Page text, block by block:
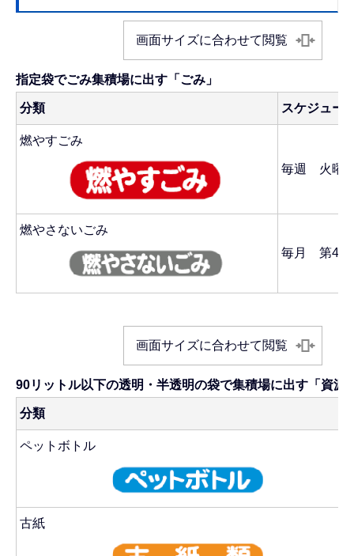
画面サイズに合わせて閲覧
指定袋でごみ集積場に出す「ごみ」
分類 スケジュー
燃やすごみ
毎週 火曜
燃やさないごみ
毎月 第4金
画面サイズに合わせて閲覧
90リットル以下の透明・半透明の袋で集積場に出す「資源
分類
ペットボトル
古紙